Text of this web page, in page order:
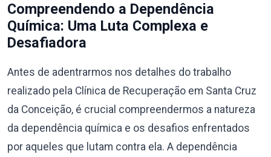
Compreendendo a Dependência
Química: Uma Luta Complexa e
Desafiadora
Antes de adentrarmos nos detalhes do trabalho
realizado pela Clínica de Recuperação em Santa Cruz
da Conceição, é crucial compreendermos a natureza
da dependência química e os desafios enfrentados
por aqueles que lutam contra ela. A dependência